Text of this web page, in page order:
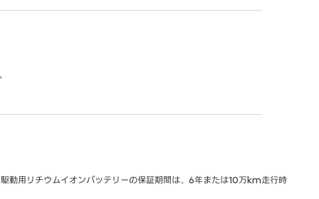
動用リチウムイオンバッテリーの保証期間は、6年または10万km走行時